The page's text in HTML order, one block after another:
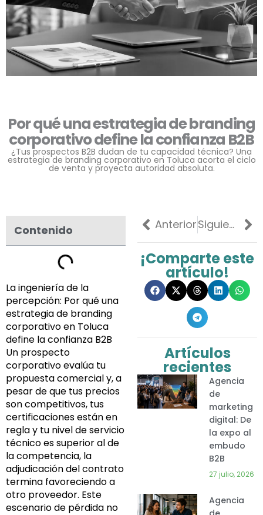
Por qué una estrategia de branding
corporativo define la confianza B2B
¿Tus prospectos B2B dudan de tu capacidad técnica? Una
estrategia de branding corporativo en Toluca acorta el ciclo
de venta y proyecta autoridad absoluta.
Contenido
La ingeniería de la
percepción: Por qué una
estrategia de branding
corporativo en Toluca
define la confianza B2B
Un prospecto
corporativo evalúa tu
propuesta comercial y, a
pesar de que tus precios
son competitivos, tus
certificaciones están en
regla y tu nivel de servicio
técnico es superior al de
la competencia, la
adjudicación del contrato
termina favoreciendo a
otro proveedor. Este
escenario de pérdida no
Previo
Anterior Siguiente
¡Comparte este
artículo!
Artículos
recientes
Agencia
de
marketing
digital: De
la expo al
embudo
B2B
27 julio, 2026
Agencia